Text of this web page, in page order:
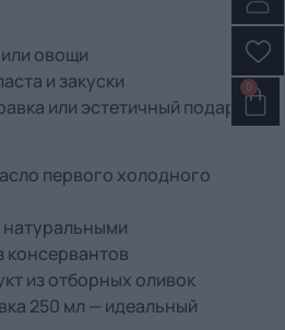
0
овощи
и закуски
или эстетичный подарок
первого холодного
консервантов
из отборных оливок
250 мл — идеальный